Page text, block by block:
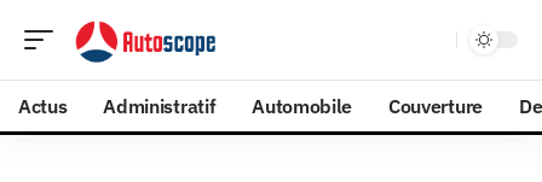
Actus Administratif Automobile Couverture